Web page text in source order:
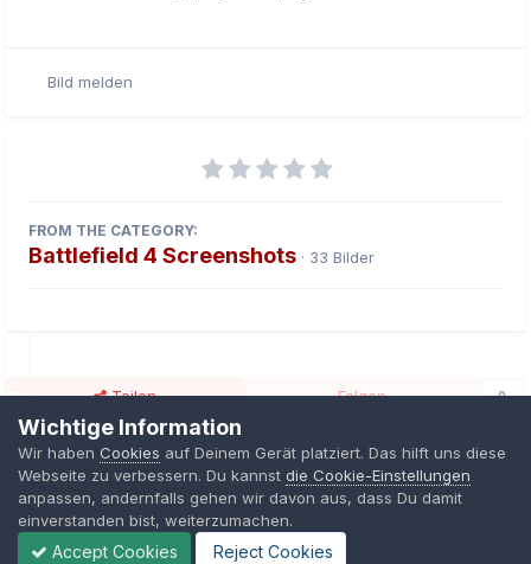
Bild melden
FROM THE CATEGORY:
Battlefield 4 Screenshots · 33 Bilder
Teilen Folgen 0
Keine Kommentare vorhanden
Wichtige Information
Wir haben Cookies auf Deinem Gerät platziert. Das hilft uns diese
Webseite zu verbessern. Du kannst die Cookie-Einstellungen
anpassen, andernfalls gehen wir davon aus, dass Du damit
einverstanden bist, weiterzumachen.
Accept Cookies Reject Cookies